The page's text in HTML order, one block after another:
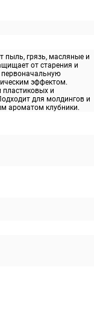
пыль, грязь, масляные и
от старения и
первоначальную
эффектом.
пластиковых и
для молдингов и
ароматом клубники.